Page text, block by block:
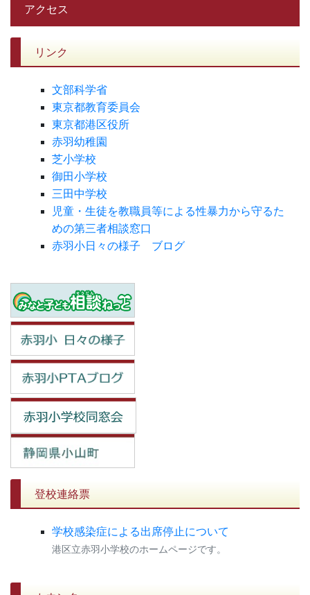
アクセス
リンク
文部科学省
東京都教育委員会
東京都港区役所
赤羽幼稚園
芝小学校
御田小学校
三田中学校
児童・生徒を教職員等による性暴力から守るた
めの第三者相談窓口
赤羽小日々の様子 ブログ
登校連絡票
学校感染症による出席停止について
港区立赤羽小学校のホームページです。